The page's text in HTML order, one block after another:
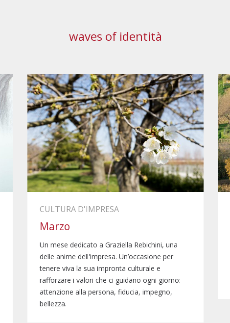
waves of identità
CULTURA D'IMPRESA
Marzo
Un mese dedicato a Graziella Rebichini, una
delle anime dell'impresa. Un’occasione per
tenere viva la sua impronta culturale e
rafforzare i valori che ci guidano ogni giorno:
attenzione alla persona, fiducia, impegno,
bellezza.